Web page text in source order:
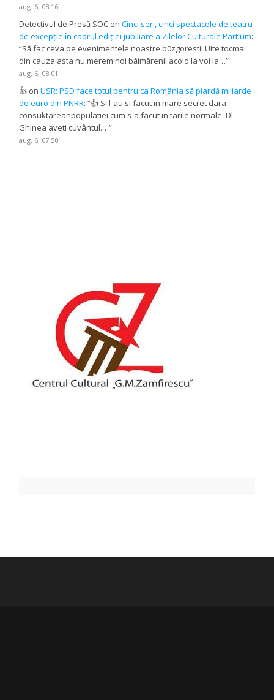
aug. 6, 08:16
Detectivul de Presă SOC onCinci seri, cinci spectacole de teatru
de excepție în cadrul ediției jubiliare a Zilelor Culturale Partium:
“Să fac ceva pe evenimentele noastre b0zgoresti! Uite tocmai
din cauza asta nu merem noi băimărenii acolo la voi la…”
aug. 6, 08:01
👍 onUSR: PSD face totul pentru ca România să piardă miliarde
de euro din PNRR: “👍 Si l-au si facut in mare secret dara
consuktareanpopulatiei cum s-a facut in tarile normale. Dl.
Ghinea aveti cuvântul.…”
aug. 6, 07:50